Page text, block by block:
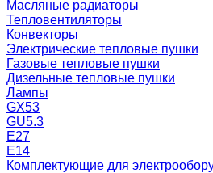
Масляные радиаторы
Тепловентиляторы
Конвекторы
Электрические тепловые пушки
Газовые тепловые пушки
Дизельные тепловые пушки
Лампы
GX53
GU5.3
Е27
Е14
Комплектующие для